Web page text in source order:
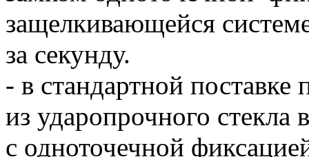
защелкивающейся
за секунду.
- в стандартной поставке
из ударопрочного стекла
с одноточечной